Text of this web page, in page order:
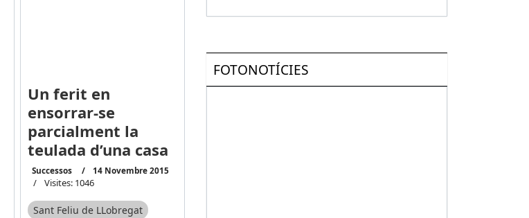
Un ferit en
ensorrar-se
parcialment la
teulada d’una casa
Successos 14 Novembre 2015
Visites: 1046
Sant Feliu de LLobregat
FOTONOTÍCIES